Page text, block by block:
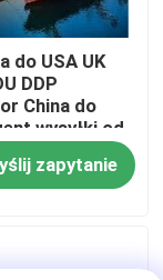
do USA UK
DDP
China do
wysyłki od
drzwi Agent
morskiej
zapytanie